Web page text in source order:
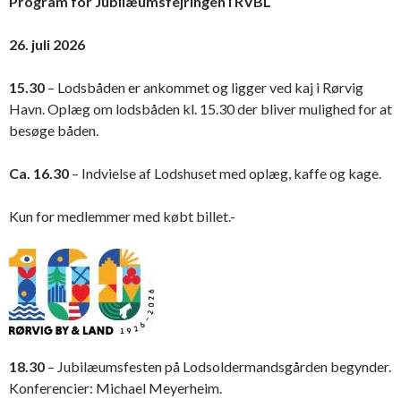
26. juli 2026
15.30 – Lodsbåden er ankommet og ligger ved kaj i Rørvig
Havn. Oplæg om lodsbåden kl. 15.30 der bliver mulighed for at
besøge båden.
Ca. 16.30 – Indvielse af Lodshuset med oplæg, kaffe og kage.
Kun for medlemmer med købt billet.-
18.30 – Jubilæumsfesten på Lodsoldermandsgården begynder.
Konferencier: Michael Meyerheim.